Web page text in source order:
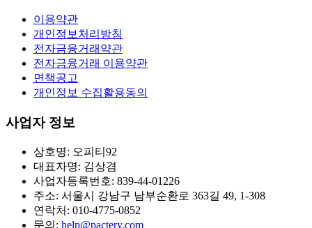
이용약관
개인정보처리방침
전자금융거래약관
전자금융거래 이용약관
면책공고
개인정보 수집활용동의
사업자 정보
상호명: 오피티92
대표자명: 김상겸
사업자등록번호: 839-44-01226
주소: 서울시 강남구 남부순환로 363길 49, 1-308
연락처: 010-4775-0852
문의: help@pactery.com